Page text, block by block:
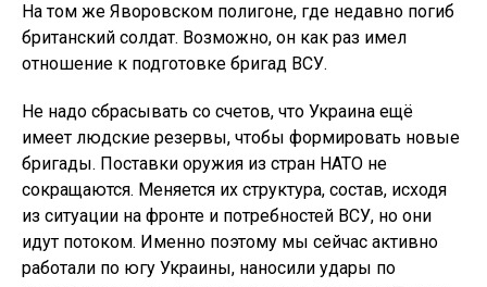
На том же Яворовском полигоне, где недавно погиб
британский солдат. Возможно, он как раз имел
отношение к подготовке бригад ВСУ.
Не надо сбрасывать со счетов, что Украина ещё
имеет людские резервы, чтобы формировать новые
бригады. Поставки оружия из стран НАТО не
сокращаются. Меняется их структура, состав, исходя
из ситуации на фронте и потребностей ВСУ, но они
идут потоком. Именно поэтому мы сейчас активно
работали по югу Украины, наносили удары по